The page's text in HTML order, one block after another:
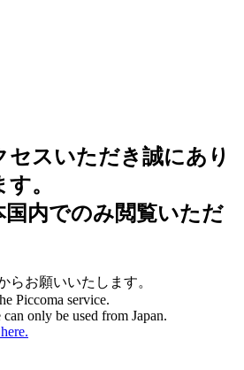
セスいただき誠にあり
。
内でのみ閲覧いただ
らお願いいたします。
Piccoma service.
only be used from Japan.